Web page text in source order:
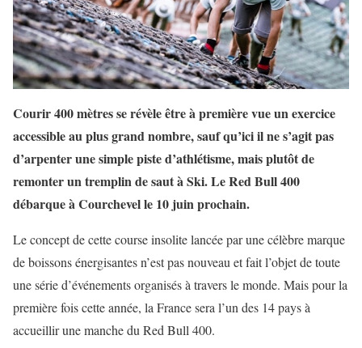
Courir 400 mètres se révèle être à première vue un exercice
accessible au plus grand nombre, sauf qu’ici il ne s’agit pas
d’arpenter une simple piste d’athlétisme, mais plutôt de
remonter un tremplin de saut à Ski. Le Red Bull 400
débarque à Courchevel le 10 juin prochain.
Le concept de cette course insolite lancée par une célèbre marque
de boissons énergisantes n’est pas nouveau et fait l’objet de toute
une série d’événements organisés à travers le monde. Mais pour la
première fois cette année, la France sera l’un des 14 pays à
accueillir une manche du Red Bull 400.